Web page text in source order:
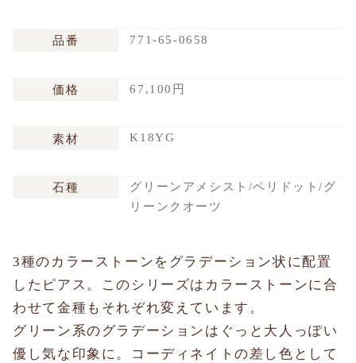
品番 771-65-0658
価格 67,100円
素材 K18YG
石種
グリーンアメシスト/ペリドット/グ
リーンクオーツ
3種のカラーストーンをグラデーション状に配置
したピアス。このシリーズはカラーストーンに合
わせて金種もそれぞれ変えています。
グリーン系のグラデーションはぐっと大人っぽい
優し気な印象に。コーディネイトの差し色として